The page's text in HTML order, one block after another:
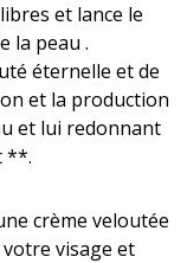
et lance le
la peau .
éternelle et de
et la production
et lui redonnant
**.
crème veloutée
visage et